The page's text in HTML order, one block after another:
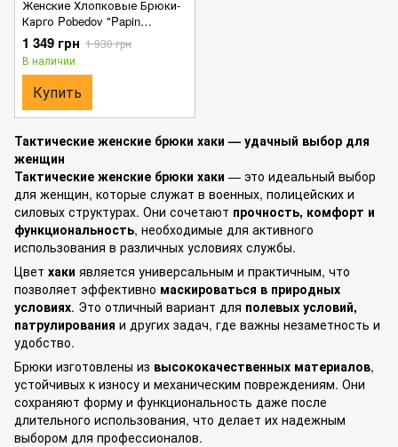
Женские Хлопковые Брюки-
Карго Pobedov "Papin
Brodyaga" хаки размер L
1 349 грн 1 930 грн
В наличии
Купить
Тактические женские брюки хаки — удачный выбор для
женщин
Тактические женские брюки хаки — это идеальный выбор
для женщин, которые служат в военных, полицейских и
силовых структурах. Они сочетают прочность, комфорт и
функциональность, необходимые для активного
использования в различных условиях службы.
Цвет хаки является универсальным и практичным, что
позволяет эффективно маскироваться в природных
условиях. Это отличный вариант для полевых условий,
патрулирования и других задач, где важны незаметность и
удобство.
Брюки изготовлены из высококачественных материалов,
устойчивых к износу и механическим повреждениям. Они
сохраняют форму и функциональность даже после
длительного использования, что делает их надежным
выбором для профессионалов.